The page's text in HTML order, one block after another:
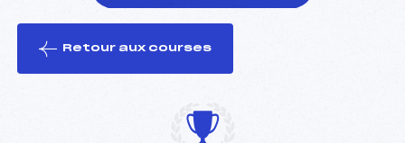
le ski
Retour aux courses